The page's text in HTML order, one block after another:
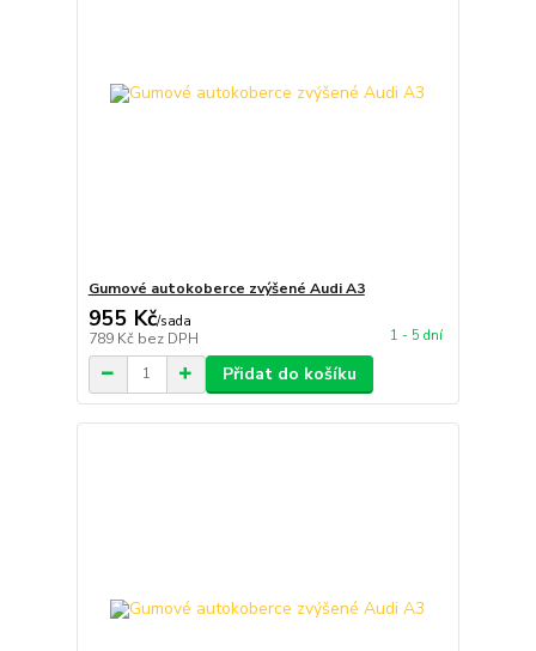
Gumové autokoberce zvýšené Audi A3
955 Kč/sada
789 Kč bez DPH 1 - 5 dní
Přidat do košíku